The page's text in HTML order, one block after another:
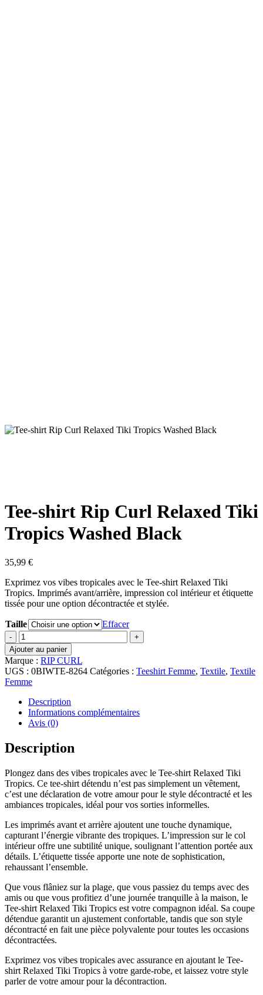
Tee-shirt Rip Curl Relaxed Tiki
Tropics Washed Black
35,99 €
Exprimez vos vibes tropicales avec le Tee-shirt Relaxed Tiki
Tropics. Imprimés avant/arrière, impression col intérieur et étiquette
tissée pour une option décontractée et stylée.
Taille
Effacer
quantité
de
Tee-
shirt
Rip
Curl
Relaxed
Tiki
Tropics
Washed
Ajouter au panier
Marque : RIP CURL
UGS : 0BIWTE-8264 Catégories : Teeshirt Femme, Textile, Textile
Femme
Description
Informations complémentaires
Avis (0)
Description
Plongez dans des vibes tropicales avec le Tee-shirt Relaxed Tiki
Tropics. Ce tee-shirt détendu n’est pas simplement un vêtement,
c’est une déclaration de votre amour pour le style décontracté et les
ambiances tropicales, idéal pour vos sorties informelles.
Les imprimés avant et arrière ajoutent une touche dynamique,
capturant l’énergie vibrante des tropiques. L’impression sur le col
intérieur offre une subtilité unique, soulignant l’attention portée aux
détails. L’étiquette tissée apporte une note de sophistication,
rehaussant l’ensemble.
Que vous flâniez sur la plage, que vous passiez du temps avec des
amis ou que vous profitiez d’une journée tranquille à la maison, le
Tee-shirt Relaxed Tiki Tropics est votre compagnon idéal. Sa coupe
détendue garantit un ajustement confortable, tandis que son style
décontracté en fait une pièce polyvalente pour toutes les occasions
décontractées.
Exprimez vos vibes tropicales avec assurance en ajoutant le Tee-
shirt Relaxed Tiki Tropics à votre garde-robe, et laissez votre style
parler de votre amour pour la décontraction.